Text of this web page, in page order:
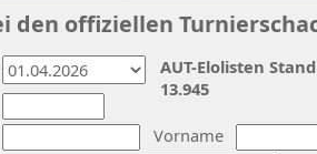
den offiziellen
Vorname
AUT-Elolisten
13.945